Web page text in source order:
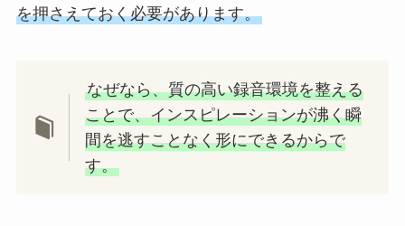
を押さえておく必要があります。
なぜなら、質の高い録音環境を整える
ことで、インスピレーションが沸く瞬
間を逃すことなく形にできるからで
す。